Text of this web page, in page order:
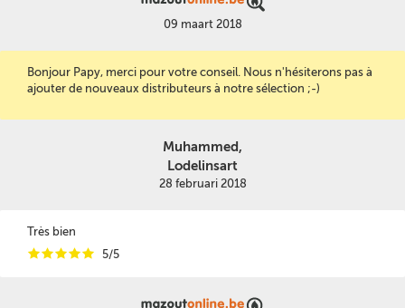
09 maart 2018
Bonjour Papy, merci pour votre conseil. Nous n'hésiterons pas à
ajouter de nouveaux distributeurs à notre sélection ;-)
Muhammed,
Lodelinsart
28 februari 2018
Très bien
iiiii 5/5